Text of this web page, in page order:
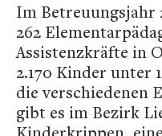
Im Betreuungsjahr
262
Assistenzkräfte in
2.170 Kinder unter
die verschiedenen
gibt es im Bezirk